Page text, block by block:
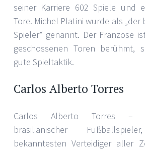
seiner Karriere 602 Spiele und
Tore. Michel Platini wurde als „der
Spieler“ genannt. Der Franzose
geschossenen Toren berühmt,
gute Spieltaktik.
Carlos Alberto Torres
Carlos Alberto Torres –
brasilianischer
bekanntesten Verteidiger aller